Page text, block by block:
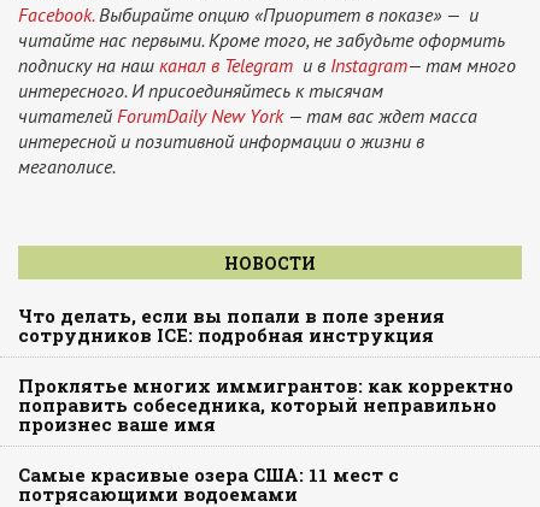
Facebook.Выбирайте опцию «Приоритет в показе» — и
читайте нас первыми. Кроме того, не забудьте оформить
подписку на наш канал в Telegram и в Instagram— там много
интересного. И присоединяйтесь к тысячам
читателей ForumDaily New York— там вас ждет масса
интересной и позитивной информации о жизни в
мегаполисе.
НОВОСТИ
Что делать, если вы попали в поле зрения
сотрудников ICE: подробная инструкция
Проклятье многих иммигрантов: как корректно
поправить собеседника, который неправильно
произнес ваше имя
Самые красивые озера США: 11 мест с
потрясающими водоемами